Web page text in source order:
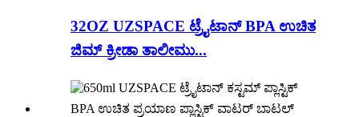
32OZ UZSPACE ಟ್ರೈಟಾನ್ BPA ಉಚಿತ
ಜಿಮ್ ಕ್ರೀಡಾ ತಾಲೀಮು...